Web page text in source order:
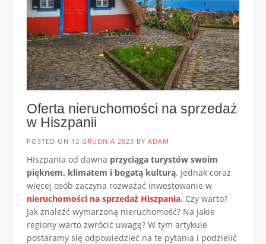
granicą”
Oferta nieruchomości na sprzedaż
w Hiszpanii
POSTED ON 12 GRUDNIA 2023 BY ADAM
Hiszpania od dawna przyciąga turystów swoim
pięknem, klimatem i bogatą kulturą. Jednak coraz
więcej osób zaczyna rozważać inwestowanie w
nieruchomości na sprzedaż Hiszpania. Czy warto?
Jak znaleźć wymarzoną nieruchomość? Na jakie
regiony warto zwrócić uwagę? W tym artykule
postaramy się odpowiedzieć na te pytania i podzielić